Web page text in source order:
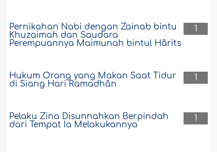
1
Pernikahan Nabi dengan Zainab bintu
Khuzaimah dan Saudara
Perempuannya Maimunah bintul Hârits
1
Hukum Orang yang Makan Saat Tidur
di Siang Hari Ramadhân
1
Pelaku Zina Disunnahkan Berpindah
dari Tempat Ia Melakukannya